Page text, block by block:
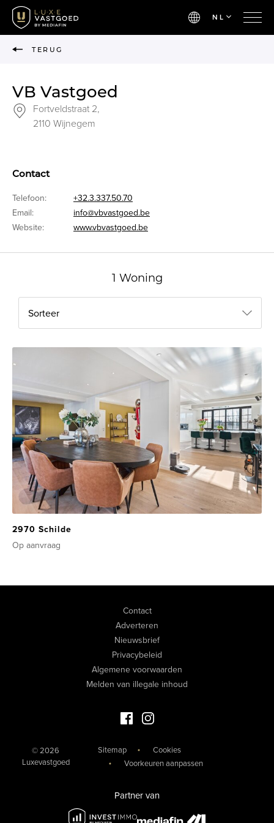
NL
TERUG
VB Vastgoed
Fortveldstraat 2,
2110 Wijnegem
Contact
Telefoon:
+32.3.337.50.70
Email:
info@vbvastgoed.be
Website:
www.vbvastgoed.be
1 Woning
Sorteer
2970 Schilde
Op aanvraag
Contact
Adverteren
Nieuwsbrief
Privacybeleid
Algemene voorwaarden
Melden van illegale inhoud
Facebook Luxevastgoed
Instagram Luxevastgoed
© 2026
Luxevastgoed
Sitemap
Cookies
Voorkeuren aanpassen
Partner van